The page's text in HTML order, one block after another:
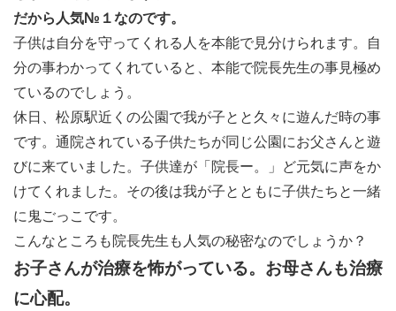
だから人気№１なのです。
子供は自分を守ってくれる人を本能で見分けられます。自
分の事わかってくれていると、本能で院長先生の事見極め
ているのでしょう。
休日、松原駅近くの公園で我が子とと久々に遊んだ時の事
です。通院されている子供たちが同じ公園にお父さんと遊
びに来ていました。子供達が「院長ー。」ど元気に声をか
けてくれました。その後は我が子とともに子供たちと一緒
に鬼ごっこです。
こんなところも院長先生も人気の秘密なのでしょうか？
お子さんが治療を怖がっている。お母さんも治療
に心配。